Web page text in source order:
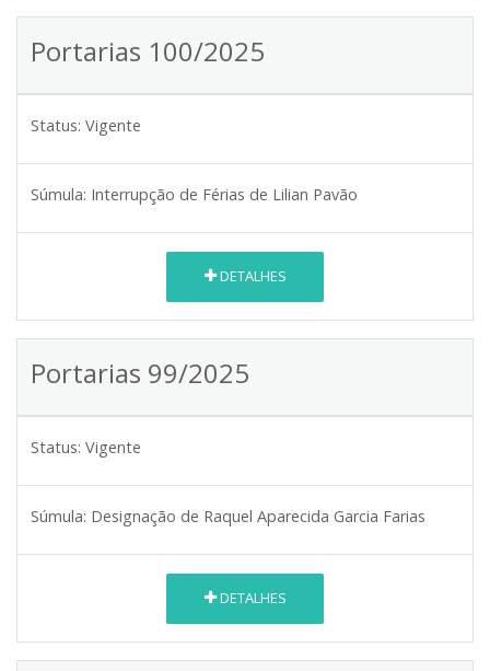
Portarias 100/2025
Status: Vigente
Súmula: Interrupção de Férias de Lilian Pavão
DETALHES
Portarias 99/2025
Status: Vigente
Súmula: Designação de Raquel Aparecida Garcia Farias
DETALHES